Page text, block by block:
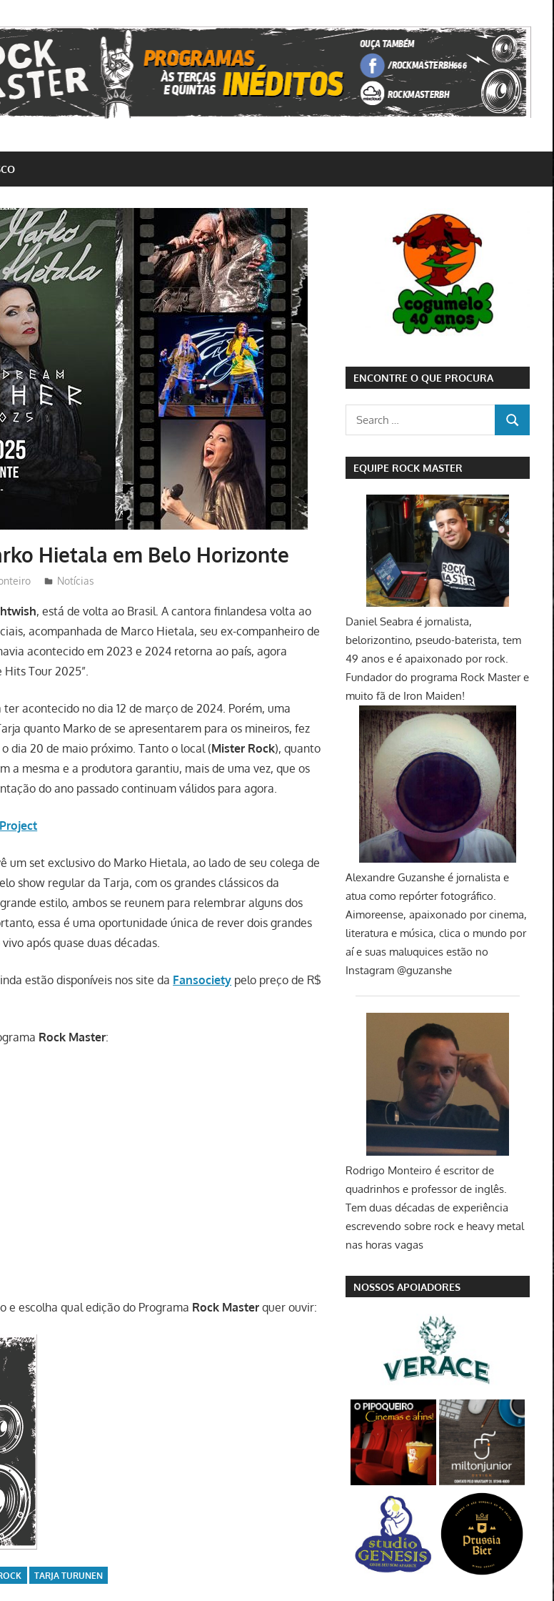
Hietala em Belo Horizonte
Notícias
, está de volta ao Brasil. A cantora finlandesa volta ao
acompanhada de Marco Hietala, seu ex-companheiro de
acontecido em 2023 e 2024 retorna ao país, agora
Tour 2025”.
acontecido no dia 12 de março de 2024. Porém, uma
quanto Marko de se apresentarem para os mineiros, fez
dia 20 de maio próximo. Tanto o local (Mister Rock), quanto
a mesma e a produtora garantiu, mais de uma vez, que os
do ano passado continuam válidos para agora.
um set exclusivo do Marko Hietala, ao lado de seu colega de
show regular da Tarja, com os grandes clássicos da
estilo, ambos se reunem para relembrar alguns dos
essa é uma oportunidade única de rever dois grandes
após quase duas décadas.
estão disponíveis nos site da Fansociety pelo preço de R$
Rock Master:
e escolha qual edição do Programa Rock Masterquer ouvir:
TARJA TURUNEN
ENCONTRE O QUE PROCURA
Search
for:
SEARCH
EQUIPE ROCK MASTER
Daniel Seabra é jornalista,
belorizontino, pseudo-baterista, tem
49 anos e é apaixonado por rock.
Fundador do programa Rock Master e
muito fã de Iron Maiden!
Alexandre Guzanshe é jornalista e
atua como repórter fotográfico.
Aimoreense, apaixonado por cinema,
literatura e música, clica o mundo por
aí e suas maluquices estão no
Instagram @guzanshe
Rodrigo Monteiro é escritor de
quadrinhos e professor de inglês.
Tem duas décadas de experiência
escrevendo sobre rock e heavy metal
nas horas vagas
NOSSOS APOIADORES